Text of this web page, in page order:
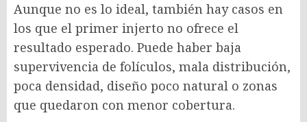
Aunque no es lo ideal, también hay casos en
los que el primer injerto no ofrece el
resultado esperado. Puede haber baja
supervivencia de folículos, mala distribución,
poca densidad, diseño poco natural o zonas
que quedaron con menor cobertura.